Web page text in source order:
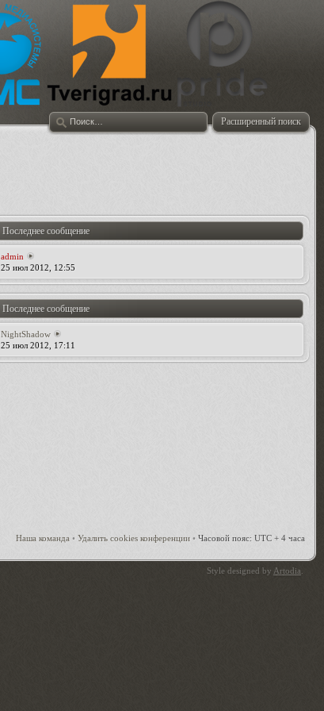
Расширенный поиск
Последнее сообщение
admin
25 июл 2012, 12:55
Последнее сообщение
NightShadow
25 июл 2012, 17:11
Наша команда • Удалить cookies конференции • Часовой пояс: UTC + 4 часа
Style designed by Artodia